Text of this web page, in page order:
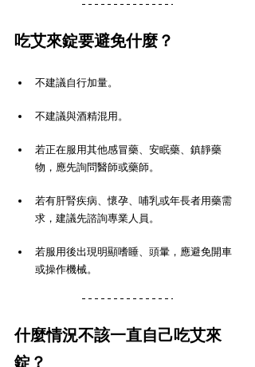
吃艾來錠要避免什麼？
不建議自行加量。
不建議與酒精混用。
若正在服用其他感冒藥、安眠藥、鎮靜藥
物，應先詢問醫師或藥師。
若有肝腎疾病、懷孕、哺乳或年長者用藥需
求，建議先諮詢專業人員。
若服用後出現明顯嗜睡、頭暈，應避免開車
或操作機械。
什麼情況不該一直自己吃艾來
錠？